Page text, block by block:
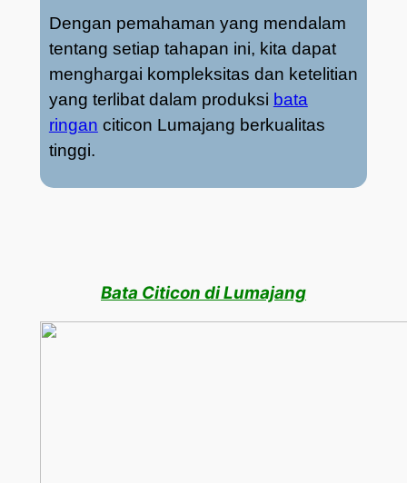
Dengan pemahaman yang mendalam
tentang setiap tahapan ini, kita dapat
menghargai kompleksitas dan ketelitian
yang terlibat dalam produksi bata
ringan citicon Lumajang berkualitas
tinggi.
Bata Citicon di Lumajang